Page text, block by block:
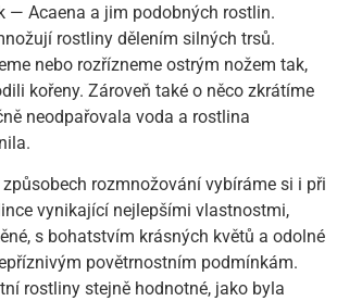
— Acaena a jim podobných rostlin.
rostliny dělením silných trsů.
nebo rozřízneme ostrým nožem tak,
kořeny. Zároveň také o něco zkrátíme
neodpařovala voda a rostlina
rozmnožování vybíráme si i při
vynikající nejlepšími vlastnostmi,
s bohatstvím krásných květů a odolné
povětrnostním podmínkám.
rostliny stejně hodnotné, jako byla